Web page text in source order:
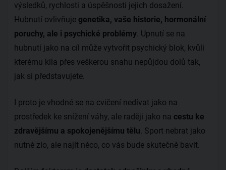
výsledků, rychlosti a úspěšnosti jejich dosažení.
Hubnutí ovlivňuje genetika, vaše historie, hormonální
poruchy, ale i psychické problémy. Upnutí se na
hubnutí jako na cíl může vytvořit psychický blok, kvůli
kterému kila přes veškerou snahu nepůjdou dolů tak,
jak si představujete.
I proto je vhodné se na cvičení nedívat jako na
prostředek ke snížení váhy, ale raději jako na cestu ke
zdravějšímu a spokojenějšímu tělu. Sport nebrat jako
nutné zlo, ale najít něco, co vás bude skutečně bavit.